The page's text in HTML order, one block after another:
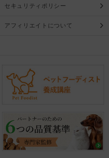
セキュリティポリシー
アフィリエイトについて